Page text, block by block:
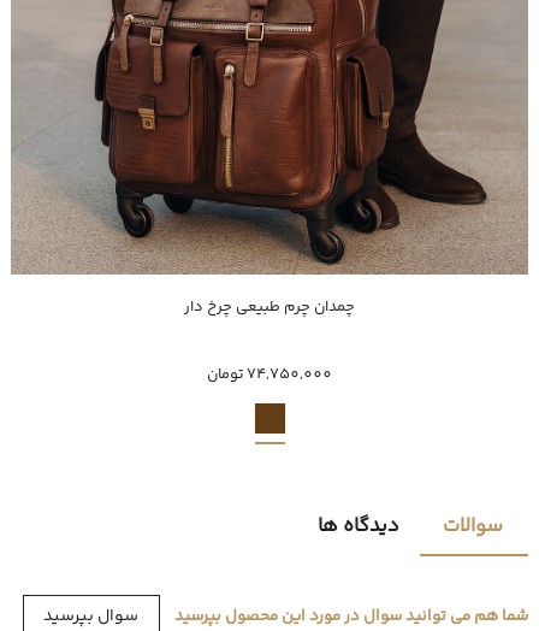
خرید سریع
چمدان چرم طبیعی چرخ دار
74,750,000 تومان
سوالات دیدگاه ها
شما هم می توانید سوال در مورد این محصول بپرسید سوال بپرسید